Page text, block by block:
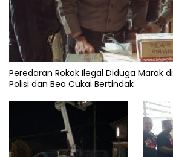
Peredaran Rokok Ilegal Diduga Marak
Polisi dan Bea Cukai Bertindak